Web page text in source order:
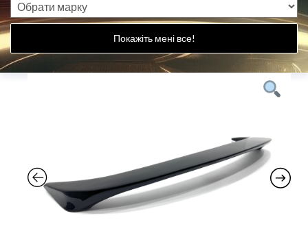
Покажіть мені все!